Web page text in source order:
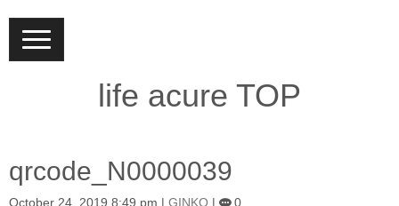
N
a
v
n
life acure TOP
qrcode_N0000039
October 24, 2019 8:49 pm GINKO 0